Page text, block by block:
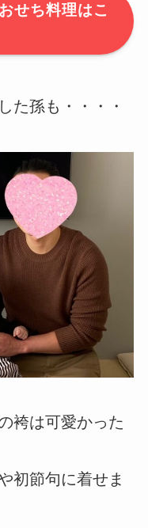
せち料理はこ
た孫も・・・・
袴は可愛かった
初節句に着せま